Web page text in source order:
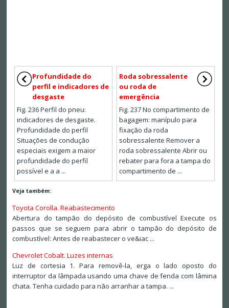
Profundidade do
perfil e indicadores de
desgaste
Fig. 236 Perfil do pneu:
indicadores de desgaste.
Profundidade do perfil
Situações de condução
especiais exigem a maior
profundidade do perfil
possível e a a ...
Roda sobressalente
ou roda de
emergência
Fig. 237 No compartimento de
bagagem: manípulo para
fixação da roda
sobressalente Remover a
roda sobressalente Abrir ou
rebater para fora a tampa do
compartimento de ...
Veja também:
Toyota Corolla. Reabastecimento
Abertura do tampão do depósito de combustível Execute os
passos que se seguem para abrir o tampão do depósito de
combustível: Antes de reabastecer o ve&iac ...
Chevrolet Cobalt. Luzes internas
Luz de cortesia 1. Para removê-la, erga o lado oposto do
interruptor da lâmpada usando uma chave de fenda com lâmina
chata. Tenha cuidado para não arranhar a tampa. ...